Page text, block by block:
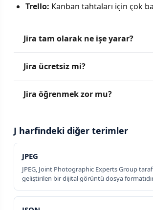
Trello: Kanban tahtaları için çok
Jira tam olarak ne işe yarar?
Jira ücretsiz mi?
Jira öğrenmek zor mu?
J harfindeki diğer terimler
JPEG
JPEG, Joint Photographic Experts Group
geliştirilen bir dijital görüntü dosya